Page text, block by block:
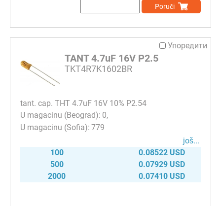
Poruči
Упоредити
TANT 4.7uF 16V P2.5
TKT4R7K1602BR
tant. cap. THT 4.7uF 16V 10% P2.54
0
779
јоš...
100
0.08522 USD
500
0.07929 USD
2000
0.07410 USD